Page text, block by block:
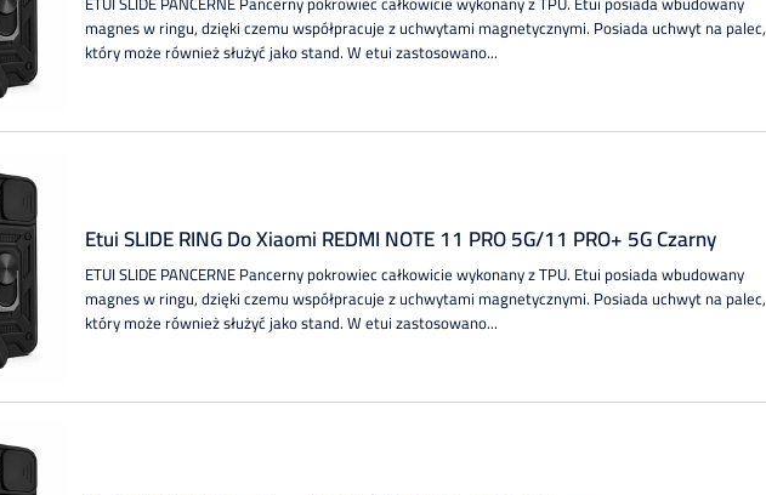
magnes w ringu, dzięki czemu współpracuje z uchwytami magnetycznymi. Posiada uchwyt na palec,
który może również służyć jako stand. W etui zastosowano...
Etui SLIDE RING Do Xiaomi REDMI NOTE 11 PRO 5G/11 PRO+ 5G Czarny
ETUI SLIDE PANCERNE Pancerny pokrowiec całkowicie wykonany z TPU. Etui posiada wbudowany
magnes w ringu, dzięki czemu współpracuje z uchwytami magnetycznymi. Posiada uchwyt na palec,
który może również służyć jako stand. W etui zastosowano...